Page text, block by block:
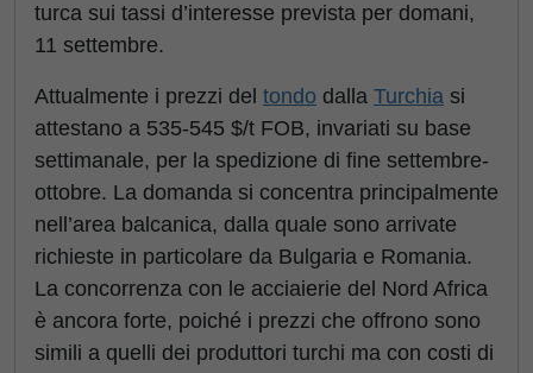
turca sui tassi d’interesse prevista per domani,
11 settembre.
Attualmente i prezzi del tondo dalla Turchia si
attestano a 535-545 $/t FOB, invariati su base
settimanale, per la spedizione di fine settembre-
ottobre. La domanda si concentra principalmente
nell’area balcanica, dalla quale sono arrivate
richieste in particolare da Bulgaria e Romania.
La concorrenza con le acciaierie del Nord Africa
è ancora forte, poiché i prezzi che offrono sono
simili a quelli dei produttori turchi ma con costi di